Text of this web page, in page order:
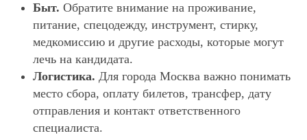
Быт. Обратите внимание на проживание,
питание, спецодежду, инструмент, стирку,
медкомиссию и другие расходы, которые могут
лечь на кандидата.
Логистика. Для города Москва важно понимать
место сбора, оплату билетов, трансфер, дату
отправления и контакт ответственного
специалиста.